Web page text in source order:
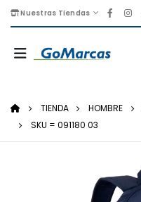
Nuestras Tiendas
TIENDA HOMBRE
SKU = 091180 03